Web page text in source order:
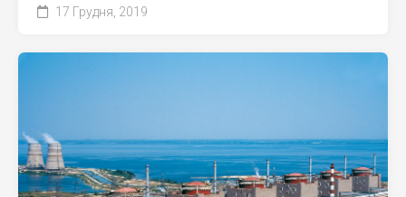
17 Грудня, 2019